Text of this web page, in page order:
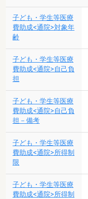
子ども・学生等医療
費助成<通院>対象年
齢
子ども・学生等医療
費助成<通院>自己負
担
子ども・学生等医療
費助成<通院>自己負
担－備考
子ども・学生等医療
費助成<通院>所得制
限
子ども・学生等医療
費助成<通院>所得制